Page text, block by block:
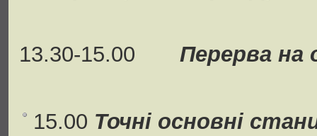
13.30-15.00 Перерва на
15.00 Точні основні